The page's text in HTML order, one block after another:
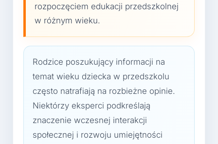
rozpoczęciem edukacji przedszkolnej
w różnym wieku.
Rodzice poszukujący informacji na
temat wieku dziecka w przedszkolu
często natrafiają na rozbieżne opinie.
Niektórzy eksperci podkreślają
znaczenie wczesnej interakcji
społecznej i rozwoju umiejętności